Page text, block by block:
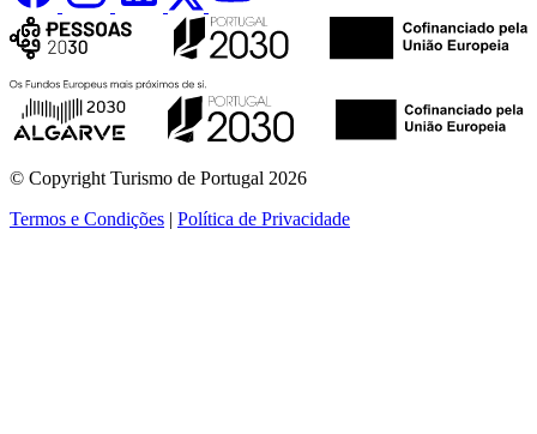
© Copyright Turismo de Portugal 2026
Termos e Condições | Política de Privacidade